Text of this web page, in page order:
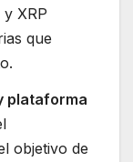
XRP
que
plataforma
objetivo de